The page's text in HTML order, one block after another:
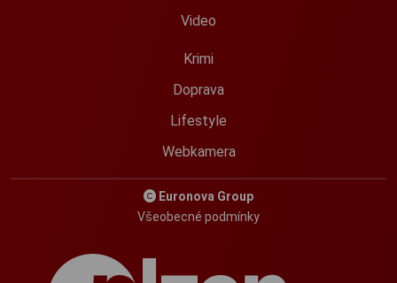
Video
Krimi
Doprava
Lifestyle
Webkamera
Euronova Group
Všeobecné podmínky